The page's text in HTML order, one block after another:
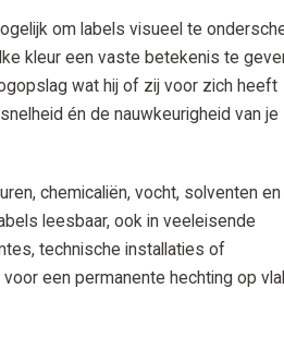
om labels visueel te
kleur een vaste betekenis te
wat hij of zij voor zich heeft
én de nauwkeurigheid van je
chemicaliën, vocht, solventen en
leesbaar, ook in veeleisende
technische installaties of
een permanente hechting op